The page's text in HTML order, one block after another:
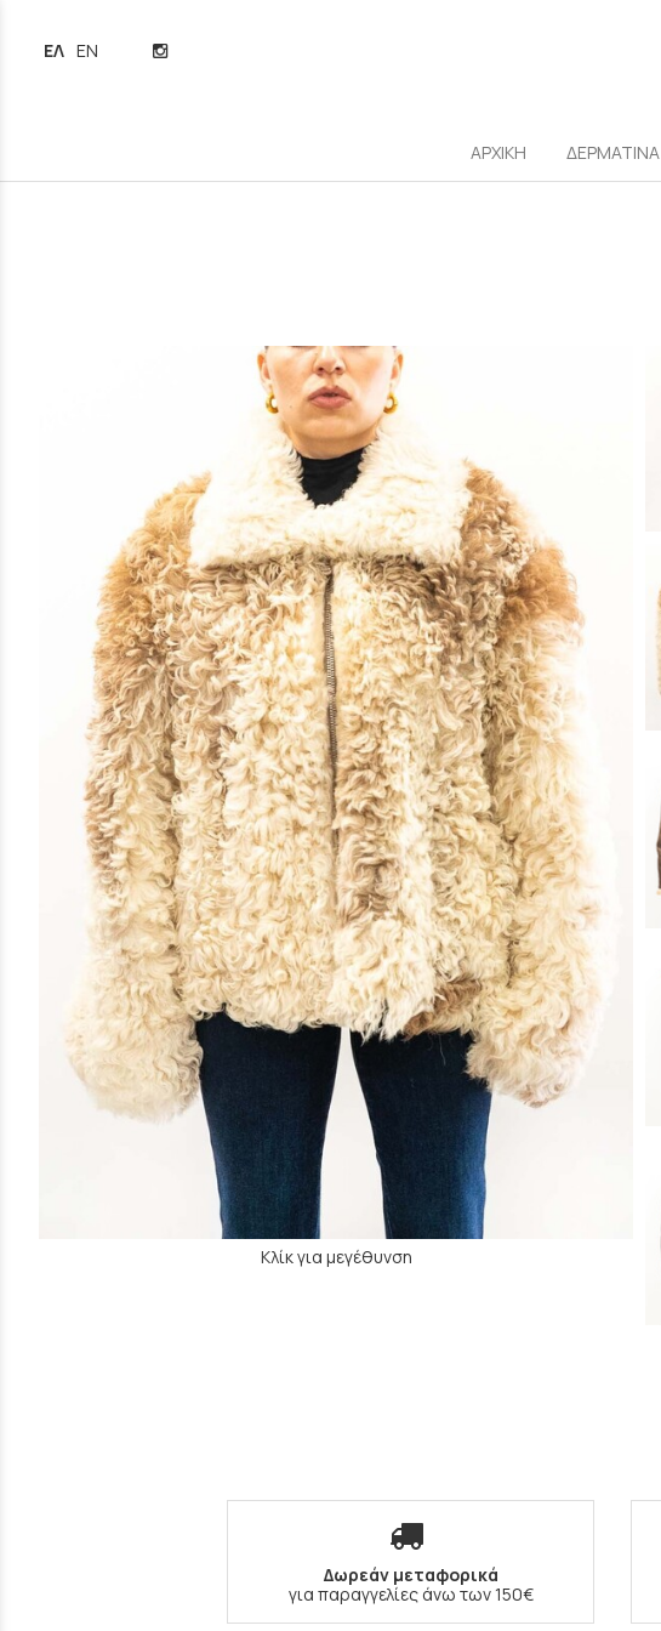
ΕΛΛΗΝΙΚΆ
ENGLISH
ΑΡΧΙΚΗ ΔΕΡΜΑΤΙΝΑ
Κλίκ για μεγέθυνση
Δωρεάν μεταφορικά
για παραγγελίες άνω των 150€